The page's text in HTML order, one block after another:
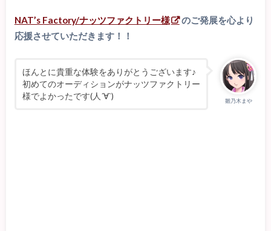
NAT’s Factory/ナッツファクトリー様
のご発展を心より
応援させていただきます！！
雛乃木まや
ほんとに貴重な体験をありがとうございます♪
初めてのオーディションがナッツファクトリー
様でよかったです(人´∀`)